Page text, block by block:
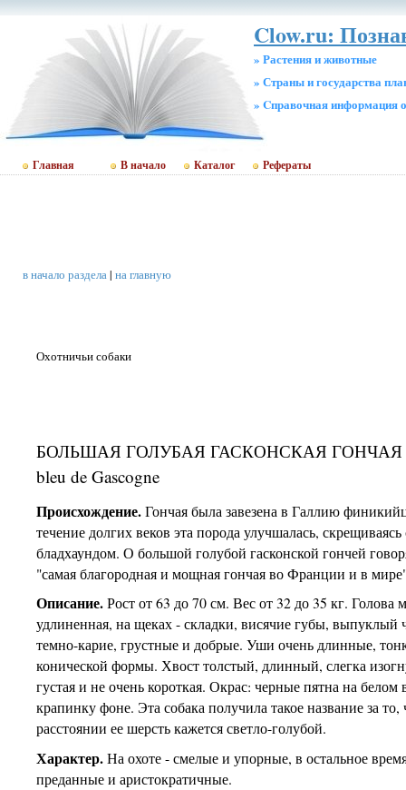
Clow.ru:
» Растения и животные
» Страны и государства
» Cправочная информация
Главная В начало Каталог Рефераты
в начало раздела| на главную
Охотничьи собаки
БОЛЬШАЯ ГОЛУБАЯ ГАСКОНСКАЯ ГОНЧАЯ
bleu de Gascogne
Происхождение.Гончая была завезена в Галлию
течение долгих веков эта порода улучшалась, скрещиваясь
бладхаундом. О большой голубой гасконской гончей
"самая благородная и мощная гончая во Франции и в
Описание.Рост от 63 до 70 см. Вес от 32 до 35 кг. Голова
удлиненная, на щеках - складки, висячие губы, выпуклый
темно-карие, грустные и добрые. Уши очень длинные,
конической формы. Хвост толстый, длинный, слегка
густая и не очень короткая. Окрас: черные пятна на
крапинку фоне. Эта собака получила такое название за то,
расстоянии ее шерсть кажется светло-голубой.
Характер.На охоте - смелые и упорные, в остальное
преданные и аристократичные.